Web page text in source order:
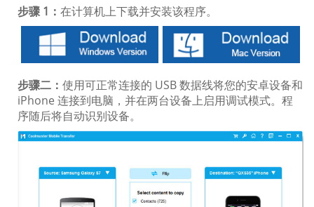
步骤 1： 在计算机上下载并安装该程序。
步骤二： 使用可正常连接的 USB 数据线将您的安卓设备和
iPhone 连接到电脑，并在两台设备上启用调试模式。程
序随后将自动识别设备。